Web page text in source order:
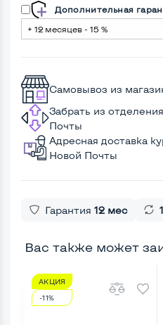
Дополнительная
Самовывоз из
Забрать из
Почты
Адресная доставка
Новой Почты
Гарантия 12 мес
Вас также может
АКЦИЯ
-11%